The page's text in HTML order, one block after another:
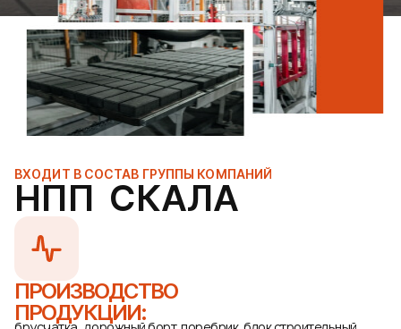
ВХОДИТ В СОСТАВ ГРУППЫ КОМПАНИЙ
НПП СКАЛА
ПРОИЗВОДСТВО
ПРОДУКЦИИ: